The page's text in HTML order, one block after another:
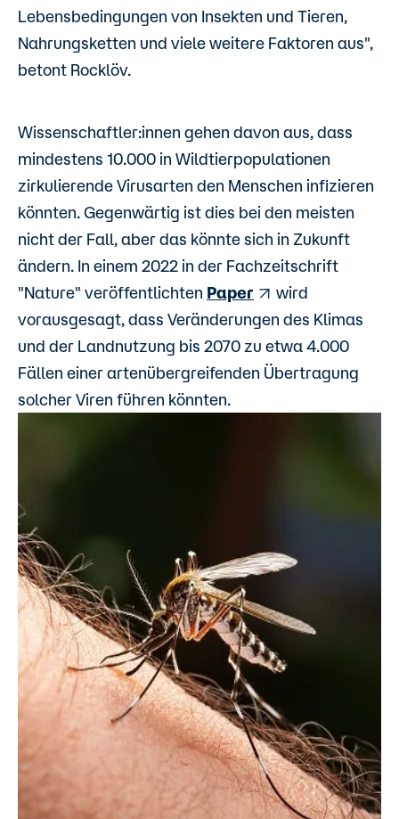
Lebensbedingungen von Insekten und Tieren,
Nahrungsketten und viele weitere Faktoren aus",
betont Rocklöv.
Wissenschaftler:innen gehen davon aus, dass
mindestens 10.000 in Wildtierpopulationen
zirkulierende Virusarten den Menschen infizieren
könnten. Gegenwärtig ist dies bei den meisten
nicht der Fall, aber das könnte sich in Zukunft
ändern. In einem 2022 in der Fachzeitschrift
"Nature" veröffentlichten Paper
wird
vorausgesagt, dass Veränderungen des Klimas
und der Landnutzung bis 2070 zu etwa 4.000
Fällen einer artenübergreifenden Übertragung
solcher Viren führen könnten.